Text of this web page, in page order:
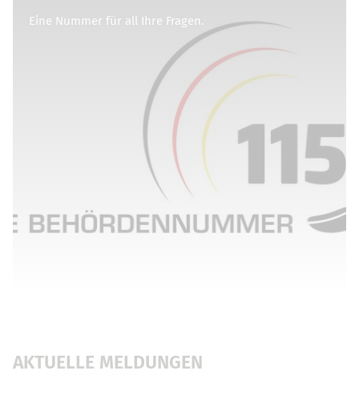
Eine Nummer für all Ihre Fragen.
AKTUELLE MELDUNGEN